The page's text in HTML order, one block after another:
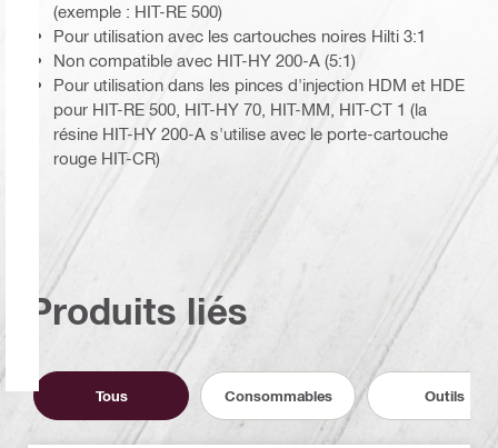
(exemple : HIT-RE 500)
Pour utilisation avec les cartouches noires Hilti 3:1
Non compatible avec HIT-HY 200-A (5:1)
Pour utilisation dans les pinces d'injection HDM et HDE
pour HIT-RE 500, HIT-HY 70, HIT-MM, HIT-CT 1 (la
résine HIT-HY 200-A s'utilise avec le porte-cartouche
rouge HIT-CR)
Produits liés
Tous Consommables Outils